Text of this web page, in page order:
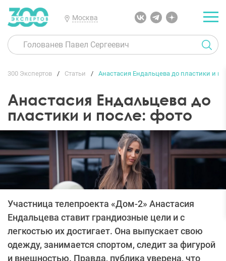
Москва
300 Экспертов Статьи Анастасия Ендальцева до пластики и
Анастасия Ендальцева до
пластики и после: фото
Участница телепроекта «Дом-2» Анастасия
Ендальцева ставит грандиозные цели и с
легкостью их достигает. Она выпускает свою
одежду, занимается спортом, следит за фигурой
и внешностью. Правда, публика уверена, что